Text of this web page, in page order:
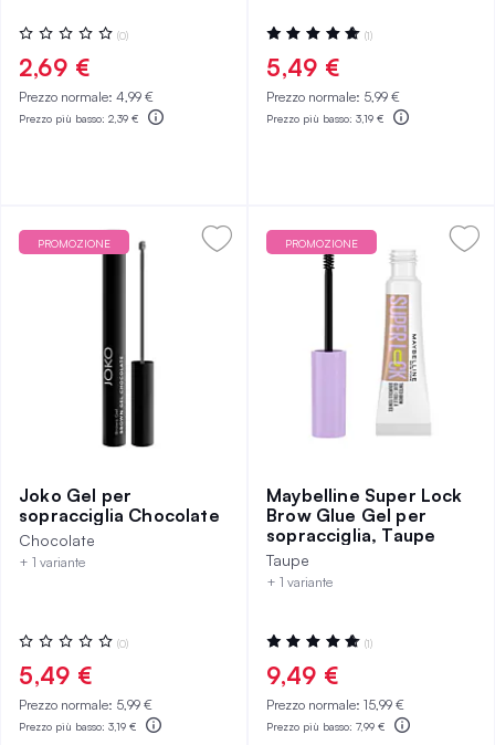
Valutazione:
0%
(0)
2,69 €
Prezzo normale: 4,99 €
Prezzo più basso: 2,39 €
Valutazione:
100%
(1)
5,49 €
Prezzo normale: 5,99 €
Prezzo più basso: 3,19 €
PROMOZIONE
Joko Gel per
sopracciglia Chocolate
Chocolate
+ 1 variante
Valutazione:
0%
(0)
5,49 €
Prezzo normale: 5,99 €
Prezzo più basso: 3,19 €
PROMOZIONE
Maybelline Super Lock
Brow Glue Gel per
sopracciglia, Taupe
Taupe
+ 1 variante
Valutazione:
100%
(1)
9,49 €
Prezzo normale: 15,99 €
Prezzo più basso: 7,99 €